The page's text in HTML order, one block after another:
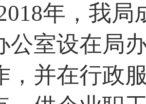
年，我局
公室设在局
，并在行政